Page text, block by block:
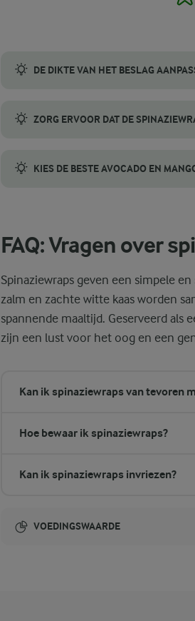
DE DIKTE VAN HET BESLAG
ZORG ERVOOR DAT DE
KIES DE BESTE AVOCADO EN
FAQ: Vragen over
Spinaziewraps geven een simpele
zalm en zachte witte kaas worden
spannende maaltijd. Geserveerd
zijn een lust voor het oog en een
Kan ik spinaziewraps van tevoren
Hoe bewaar ik spinaziewraps?
Kan ik spinaziewraps invriezen?
VOEDINGSWAARDE